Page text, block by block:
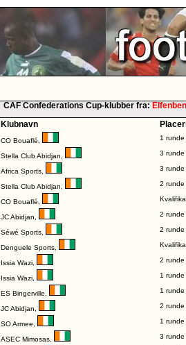
CAF Confederations Cup-klubber fra:
Klubnavn
CO Bouaflé
1 runde
Stella Club Abidjan
3 runde
Africa Sports
3 runde
Stella Club Abidjan
2 runde
CO Bouaflé
JC Abidjan
2 runde
Séwé Sports
2 runde
Denguele Sports
Issia Wazi
2 runde
Issia Wazi
1 runde
ES Bingerville
1 runde
JC Abidjan
2 runde
SO Armee
1 runde
ASEC Mimosas
3 runde